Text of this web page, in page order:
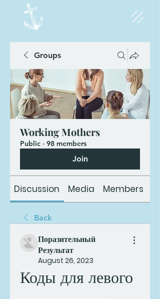
Groups
Working Mothers
Public · 98 members
Join
Discussion Media Members
Back
Поразительный
Результат
August 26, 2023
Коды для левого